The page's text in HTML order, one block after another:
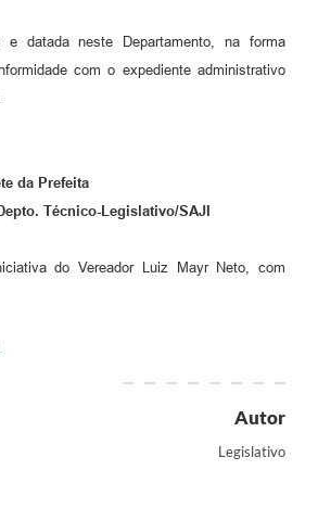
e datada neste Departamento, na forma
com o expediente administrativo
da Prefeita
Técnico-Legislativo/SAJI
do Vereador Luiz Mayr Neto, com
Autor
Legislativo